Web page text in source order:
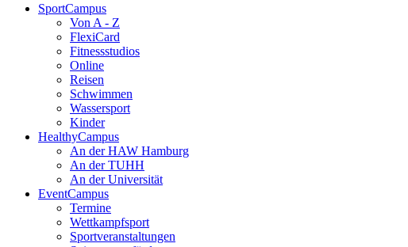
SportCampus
Von A - Z
FlexiCard
Fitnessstudios
Online
Reisen
Schwimmen
Wassersport
Kinder
HealthyCampus
An der HAW Hamburg
An der TUHH
An der Universität
EventCampus
Termine
Wettkampfsport
Sportveranstaltungen